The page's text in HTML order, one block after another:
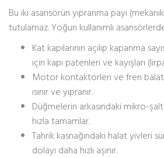
Bu iki asansörün yıpranma payı
tutulamaz. Yoğun kullanımlı
Kat kapılarının açılıp kapanma
için kapı patenleri ve kayışları
Motor kontaktörleri ve fren
ısınır ve yıpranır.
Düğmelerin arkasındaki mikro-
hızla tamamlar.
Tahrik kasnağındaki halat yivleri
dolayı daha hızlı aşınır.